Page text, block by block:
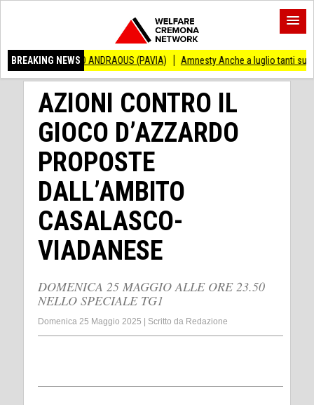
BREAKING NEWS
ANDRAOUS (PAVIA) Amnesty Anche a luglio tanti successi ed
AZIONI CONTRO IL
GIOCO D’AZZARDO
PROPOSTE
DALL’AMBITO
CASALASCO-
VIADANESE
DOMENICA 25 MAGGIO ALLE ORE 23.50
NELLO SPECIALE TG1
Domenica 25 Maggio 2025 Scritto da Redazione